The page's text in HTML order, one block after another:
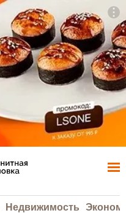
Недвижимость